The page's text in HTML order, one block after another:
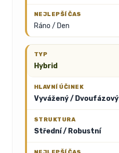
Ráno / Den
Hybrid
Vyvážený / Dvoufázový
Střední / Robustní